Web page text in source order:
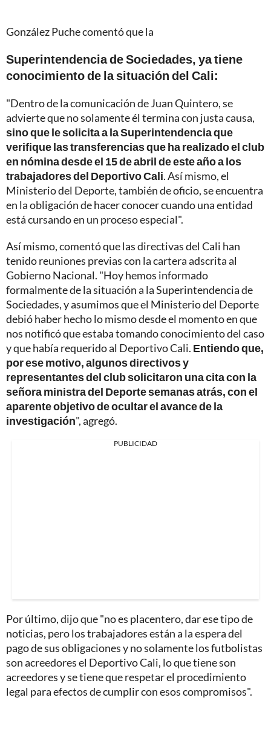
González Puche comentó que la
Superintendencia de Sociedades, ya tiene
conocimiento de la situación del Cali:
"Dentro de la comunicación de Juan Quintero, se
advierte que no solamente él termina con justa causa,
sino que le solicita a la Superintendencia que
verifique las transferencias que ha realizado el club
en nómina desde el 15 de abril de este año a los
trabajadores del Deportivo Cali. Así mismo, el
Ministerio del Deporte, también de oficio, se encuentra
en la obligación de hacer conocer cuando una entidad
está cursando en un proceso especial".
Así mismo, comentó que las directivas del Cali han
tenido reuniones previas con la cartera adscrita al
Gobierno Nacional. "Hoy hemos informado
formalmente de la situación a la Superintendencia de
Sociedades, y asumimos que el Ministerio del Deporte
debió haber hecho lo mismo desde el momento en que
nos notificó que estaba tomando conocimiento del caso
y que había requerido al Deportivo Cali. Entiendo que,
por ese motivo, algunos directivos y
representantes del club solicitaron una cita con la
señora ministra del Deporte semanas atrás, con el
aparente objetivo de ocultar el avance de la
investigación", agregó.
PUBLICIDAD
Por último, dijo que "no es placentero, dar ese tipo de
noticias, pero los trabajadores están a la espera del
pago de sus obligaciones y no solamente los futbolistas
son acreedores el Deportivo Cali, lo que tiene son
acreedores y se tiene que respetar el procedimiento
legal para efectos de cumplir con esos compromisos".